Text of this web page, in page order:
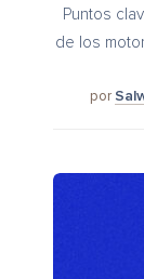
Puntos
de los
por